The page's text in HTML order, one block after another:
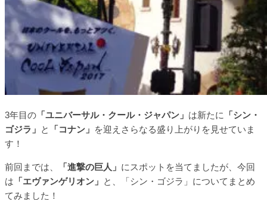
3年目の 「ユニバーサル・クール・ジャパン」 は新たに
「シン・
ゴジラ」 と 「コナン」 を迎えさらなる盛り上がりを見せていま
す！
前回までは、 「進撃の巨人」 にスポットを当てましたが、今回
は 「エヴァンゲリオン」 と、「シン・ゴジラ」についてまとめ
てみました！